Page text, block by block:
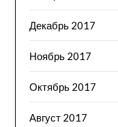
Декабрь 2017
Ноябрь 2017
Октябрь 2017
Август 2017